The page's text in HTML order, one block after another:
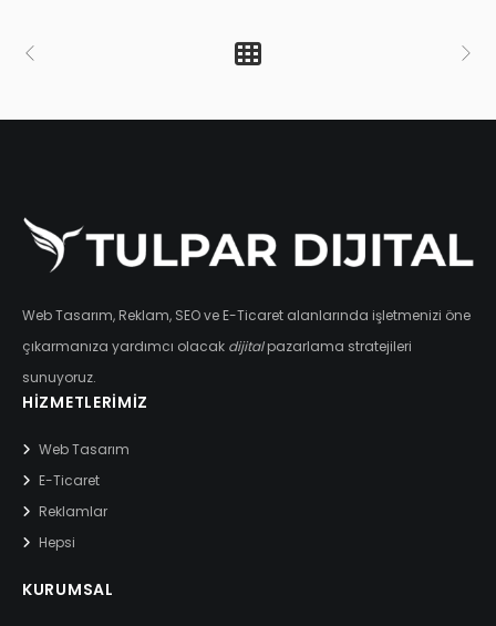
Web Tasarım, Reklam, SEO ve E-Ticaret alanlarında işletmenizi öne
çıkarmanıza yardımcı olacak dijitalpazarlama stratejileri
sunuyoruz.
HIZMETLERIMIZ
Web Tasarım
E-Ticaret
Reklamlar
Hepsi
KURUMSAL